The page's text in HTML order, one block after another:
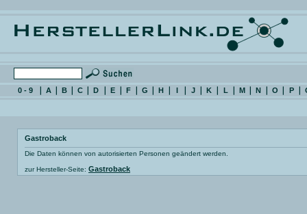
0 - 9 A B C D E F G H I J K L M N O P
Gastroback
Die Daten können von autorisierten Personen geändert werden.
zur Hersteller-Seite: Gastroback